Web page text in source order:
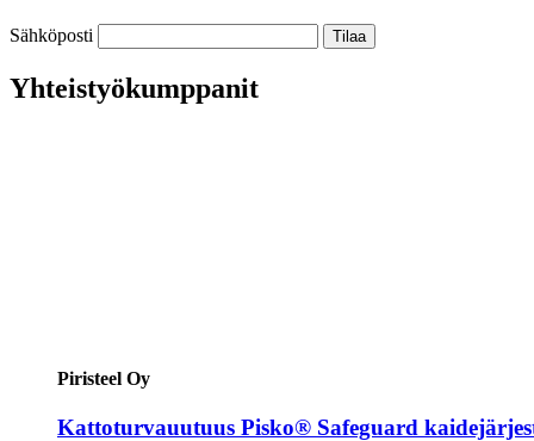
Sähköposti
Yhteistyökumppanit
Piristeel Oy
Kattoturvauutuus Pisko® Safeguard